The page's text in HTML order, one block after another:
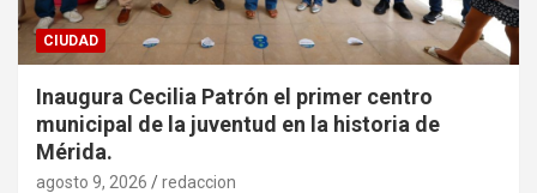
CIUDAD
Inaugura Cecilia Patrón el primer centro
municipal de la juventud en la historia de
Mérida.
agosto 9, 2026 redaccion